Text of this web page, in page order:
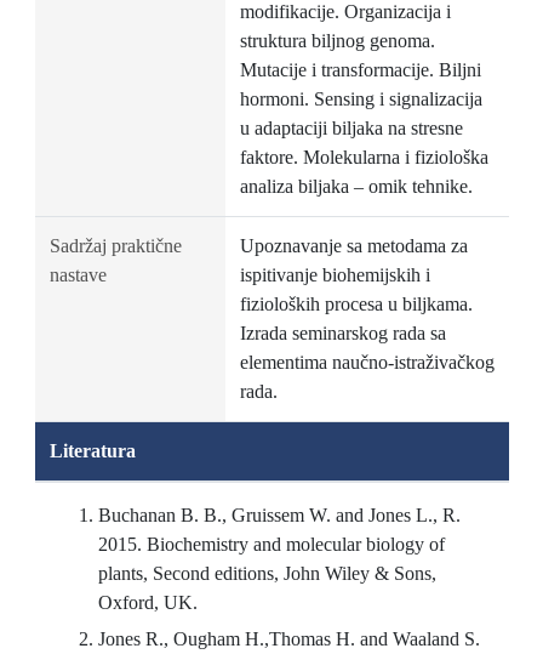
modifikacije. Organizacija i
struktura biljnog genoma.
Mutacije i transformacije. Biljni
hormoni. Sensing i signalizacija
u adaptaciji biljaka na stresne
faktore. Molekularna i fiziološka
analiza biljaka – omik tehnike.
Sadržaj praktične
nastave
Upoznavanje sa metodama za
ispitivanje biohemijskih i
fizioloških procesa u biljkama.
Izrada seminarskog rada sa
elementima naučno-istraživačkog
rada.
Literatura
Buchanan B. B., Gruissem W. and Jones L., R.
2015. Biochemistry and molecular biology of
plants, Second editions, John Wiley & Sons,
Oxford, UK.
Jones R., Ougham H.,Thomas H. and Waaland S.